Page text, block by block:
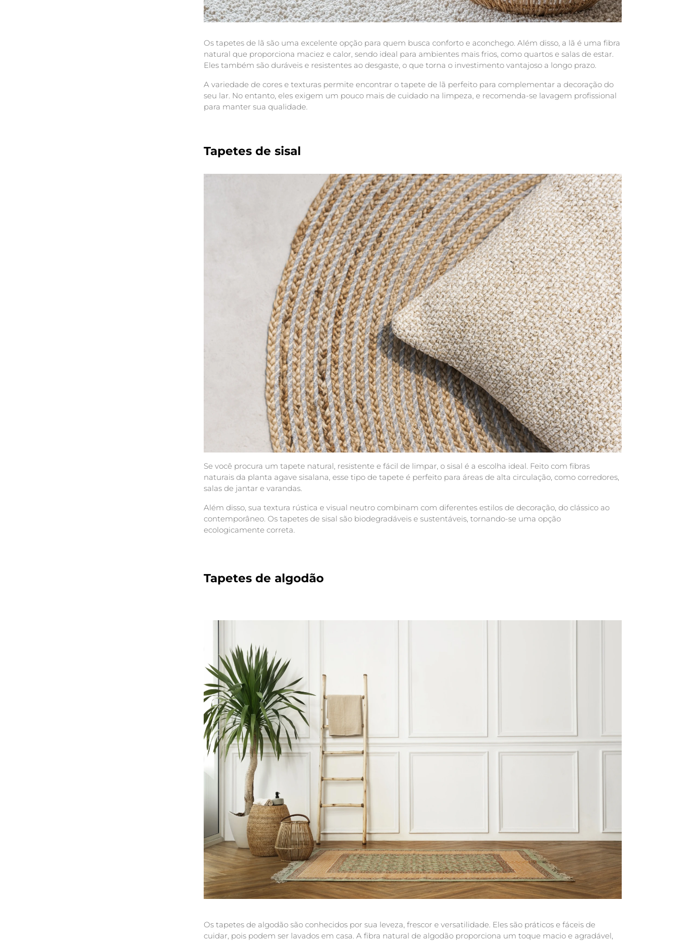
Os tapetes de lã são uma excelente opção para quem busca conforto e aconchego. Além disso, a lã é uma fibra
natural que proporciona maciez e calor, sendo ideal para ambientes mais frios, como quartos e salas de estar.
Eles também são duráveis e resistentes ao desgaste, o que torna o investimento vantajoso a longo prazo.
A variedade de cores e texturas permite encontrar o tapete de lã perfeito para complementar a decoração do
seu lar. No entanto, eles exigem um pouco mais de cuidado na limpeza, e recomenda-se lavagem profissional
para manter sua qualidade.
Tapetes de sisal
Se você procura um tapete natural, resistente e fácil de limpar, o sisal é a escolha ideal. Feito com fibras
naturais da planta agave sisalana, esse tipo de tapete é perfeito para áreas de alta circulação, como corredores,
salas de jantar e varandas.
Além disso, sua textura rústica e visual neutro combinam com diferentes estilos de decoração, do clássico ao
contemporâneo. Os tapetes de sisal são biodegradáveis e sustentáveis, tornando-se uma opção
ecologicamente correta.
Tapetes de algodão
Os tapetes de algodão são conhecidos por sua leveza, frescor e versatilidade. Eles são práticos e fáceis de
cuidar, pois podem ser lavados em casa. A fibra natural de algodão proporciona um toque macio e agradável,